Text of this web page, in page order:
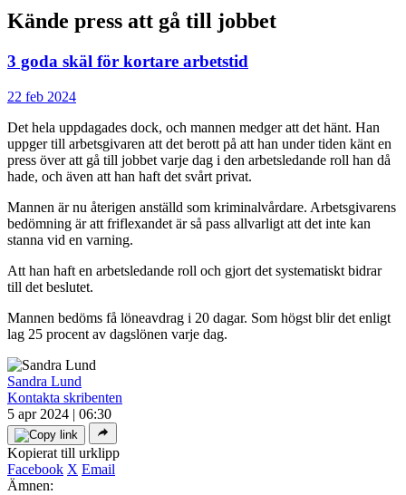
Kände press att gå till jobbet
3 goda skäl för kortare arbetstid
22 feb 2024
Det hela uppdagades dock, och mannen medger att det hänt. Han
uppger till arbetsgivaren att det berott på att han under tiden känt en
press över att gå till jobbet varje dag i den arbetsledande roll han då
hade, och även att han haft det svårt privat.
Mannen är nu återigen anställd som kriminalvårdare. Arbetsgivarens
bedömning är att friflexandet är så pass allvarligt att det inte kan
stanna vid en varning.
Att han haft en arbetsledande roll och gjort det systematiskt bidrar
till det beslutet.
Mannen bedöms få löneavdrag i 20 dagar. Som högst blir det enligt
lag 25 procent av dagslönen varje dag.
Sandra Lund
Kontakta skribenten
5 apr 2024 | 06:30
Kopierat till urklipp
Facebook X Email
Ämnen: